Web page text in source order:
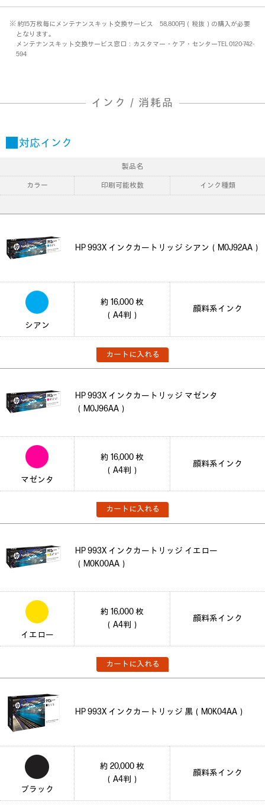
※ 約15万枚毎にメンテナンスキット交換サービス 58,800円（税抜）の購入が必要
となります。
メンテナンスキット交換サービス窓口：カスタマー・ケア・センターTEL 0120-742-
594
インク／消耗品
■ 対応インク
製品名
カラー 印刷可能枚数 インク種類
HP 993X インクカートリッジ シアン（M0J92AA）
シアン
約 16,000 枚
（A4判）
顔料系インク
カートに入れる
HP 993X インクカートリッジ マゼンタ
（M0J96AA）
マゼンタ
約 16,000 枚
（A4判）
顔料系インク
カートに入れる
HP 993X インクカートリッジ イエロー
（M0K00AA）
イエロー
約 16,000 枚
（A4判）
顔料系インク
カートに入れる
HP 993X インクカートリッジ 黒（M0K04AA）
ブラック
約 20,000 枚
（A4判）
顔料系インク